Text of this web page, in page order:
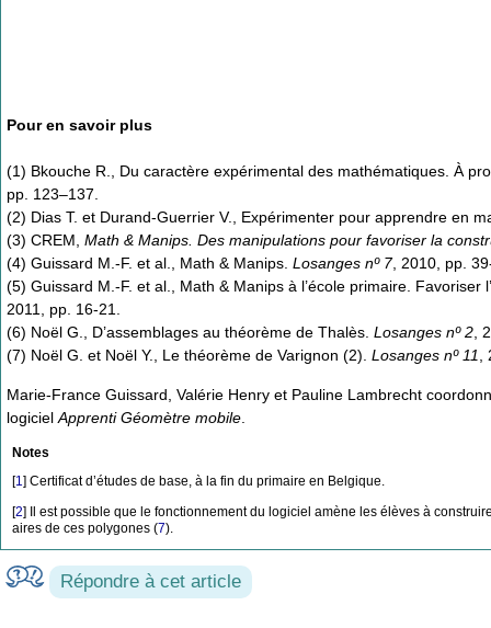
Pour en savoir plus
(1) Bkouche R., Du caractère expérimental des mathématiques. À
pp. 123–137.
(2) Dias T. et Durand-Guerrier V., Expérimenter pour apprendre en
(3) CREM, Math & Manips. Des manipulations pour favoriser la
(4) Guissard M.-F. et al., Math & Manips. Losanges nº 7, 2010, pp.
(5) Guissard M.-F. et al., Math & Manips à l’école primaire.
2011, pp. 16-21.
(6) Noël G., D’assemblages au théorème de Thalès. Losanges nº 2,
(7) Noël G. et Noël Y., Le théorème de Varignon (2). Losanges nº 11,
Marie-France Guissard, Valérie Henry et Pauline Lambrecht
logiciel Apprenti Géomètre mobile
Notes
[1] Certificat d’études de base, à la fin du primaire en Belgique.
[2]
Il est possible que le fonctionnement du logiciel amène les élèves à
aires de ces polygones (7).
Répondre à cet article